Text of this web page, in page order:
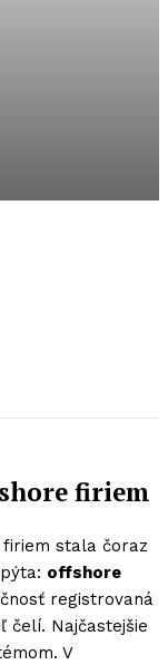
firiem
stala čoraz
offshore
registrovaná
čelí. Najčastejšie
V